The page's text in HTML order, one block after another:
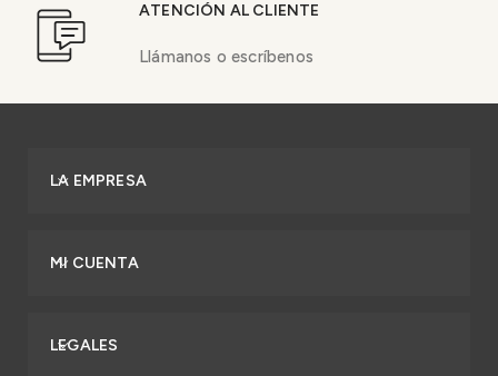
ATENCIÓN AL CLIENTE
Llámanos o escríbenos
LA EMPRESA
MI CUENTA
LEGALES